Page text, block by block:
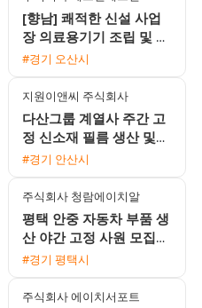
[향남] 쾌적한 신설 사업
장 의료용기기 조립 및 검
사 사원 모집 (만근 상여
행)
#경기 오산시
지원이앤씨 주식회사
다산그룹 계열사 주간 고
정 신소재 필름 생산 및
설비 조작원 모집 무료 사
#경기 안산시
주식회사 청람에이치알
평택 안중 자동차 부품 생
산 야간 고정 사원 모집
월 400만원 이상 가능
#경기 평택시
주식회사 에이치서포트